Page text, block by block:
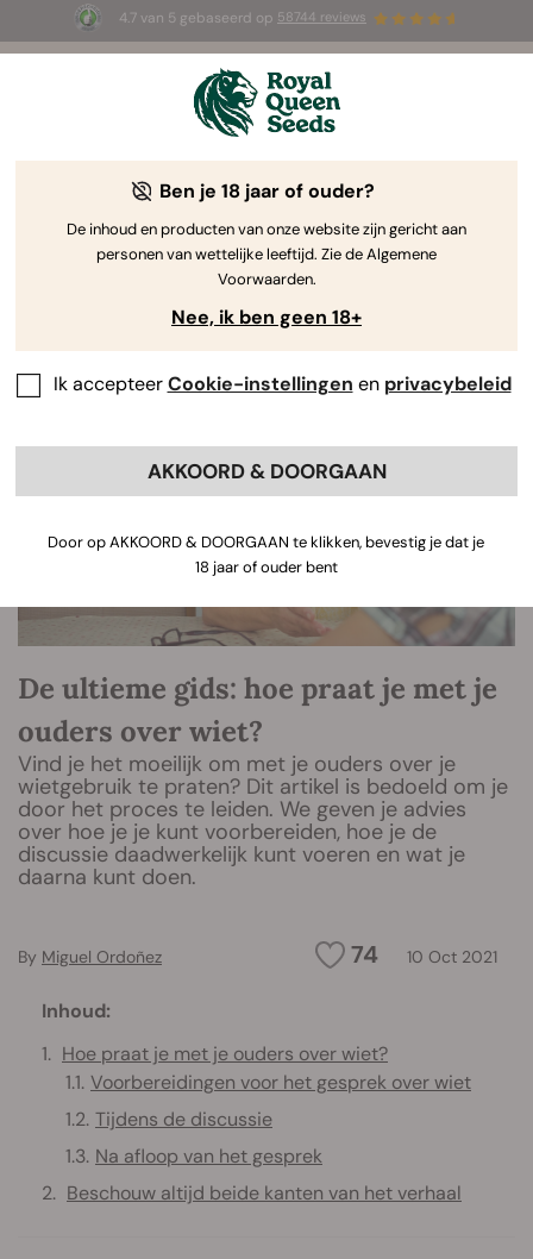
4.7 van 5 gebaseerd op 58744 reviews
3 White Widow Auto zaadjesGRATIS voor de
The RQS Blog
Cannabis Lifestyle Blogs
De ultieme gids: hoe praat je met je
ouders over wiet?
Vind je het moeilijk om met je ouders over je
wietgebruik te praten? Dit artikel is bedoeld om je
door het proces te leiden. We geven je advies
over hoe je je kunt voorbereiden, hoe je de
discussie daadwerkelijk kunt voeren en wat je
daarna kunt doen.
74 10 Oct 2021
By Miguel Ordoñez
Inhoud:
Hoe praat je met je ouders over wiet?
Voorbereidingen voor het gesprek over wiet
Tijdens de discussie
Na afloop van het gesprek
Beschouw altijd beide kanten van het verhaal
Ben je 18 jaar of ouder?
De inhoud en producten van onze website zijn gericht aan
personen van wettelijke leeftijd. Zie de Algemene
Voorwaarden.
Nee, ik ben geen 18+
Ik accepteerCookie-instellingen en privacybeleid
AKKOORD & DOORGAAN
Door op AKKOORD & DOORGAAN te klikken, bevestig je dat je
18 jaar of ouder bent